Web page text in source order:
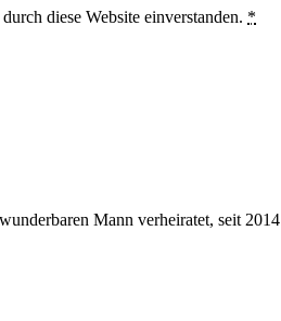
diese Website einverstanden. *
Mann verheiratet, seit